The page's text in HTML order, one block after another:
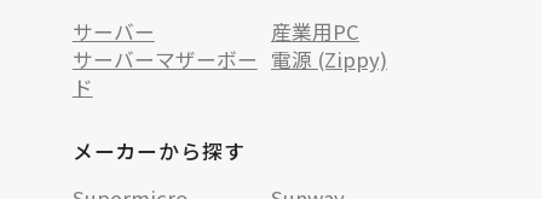
サーバー
産業用PC
サーバーマザーボー
ド
電源 (Zippy)
メーカーから探す